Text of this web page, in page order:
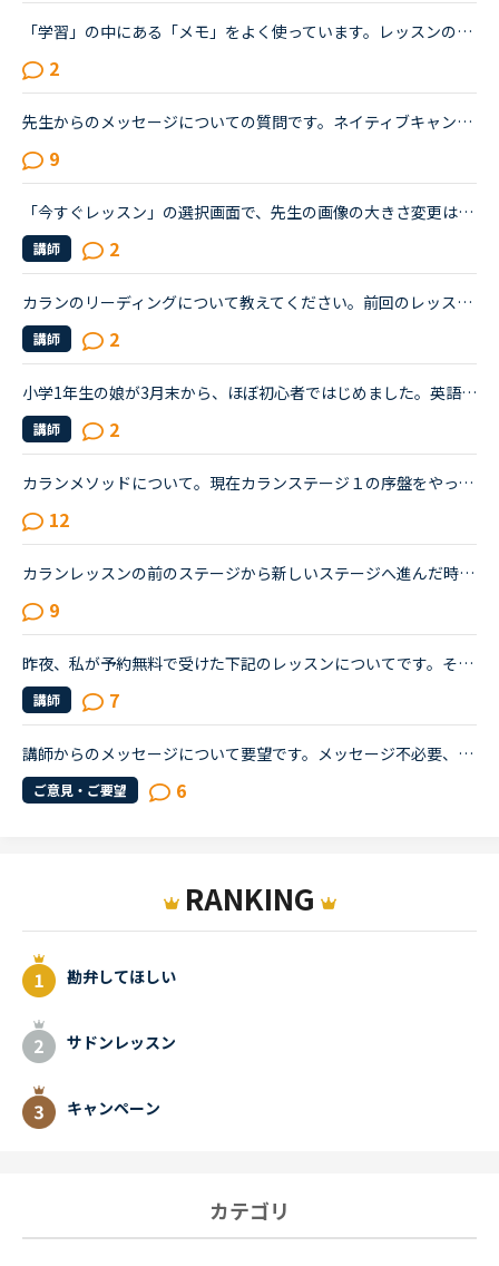
「学習」の中にある「メモ」をよく使っています。レッスンの中で講師から言われたこと、チャットボックスに入れてもらった単語の復習や、例文など自分で調べたことなどどんどん入れています。ある程度以上になる...
2
先生からのメッセージについての質問です。ネイティブキャンプを初めて約1か月、初心者ながら先生との楽しいレッスンのおかげで毎日続けることができています。レッスン終了後、メッセージをくれない先生が今のと...
9
「今すぐレッスン」の選択画面で、先生の画像の大きさ変更はできませんか？★★★ スマホのアンドロイドのアプリで受講しています。昨日、アプリのアップデートをしてから、アプリ内が少し変わりました。そして、今...
講師 2
カランのリーディングについて教えてください。前回のレッスンでどこまで終わったかはメッセージに残されていますが、生徒が読めるメッセージと、講師側が読めるメッセージは違うのでしょうか？おそらく、講師側...
講師 2
小学1年生の娘が3月末から、ほぼ初心者ではじめました。英語に興味はあったけれど、色んな事情で通学の英会話に行く事が出来ず、もしオンラインで娘が合えば…と気軽にはじめて数ヶ月。受け放題、という割に、月10...
講師 2
カランメソッドについて。現在カランステージ１の序盤をやっているのですが、カウンセリングではカランのレッスンはほぼ復習的な内容をしめる、と聞いていたのですが現在お願いしている先生では復習の時間が全く...
12
カランレッスンの前のステージから新しいステージへ進んだ時の Daily revisionの開始箇所について質問です。 通常Daily revisionの開始箇所はNew Wordから6ページ前となっていますが、カランで新しいステージ...
9
昨夜、私が予約無料で受けた下記のレッスンについてです。その講師はレッスンの進め方が威圧的と言うか命令形で、ネイティブキャンプでは珍しいタイプの講師でした(少なくとも私は他にお目にかかったことがないで...
講師 7
講師からのメッセージについて要望です。メッセージ不必要、とすることで講師の先生のお手間を省くことは出来ないでしょうか？もちろんメッセージがありがたいこともありますが、長く続けていると必要性を感じな...
ご意見・ご要望 6
RANKING
勘弁してほしい
サドンレッスン
キャンペーン
カテゴリ